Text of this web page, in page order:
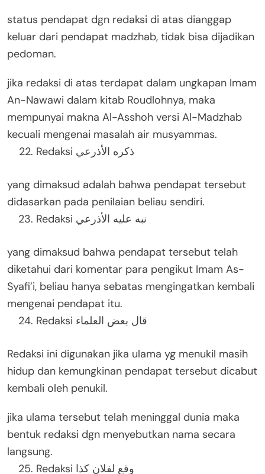
status pendapat dgn redaksi di atas dianggap
keluar dari pendapat madzhab, tidak bisa dijadikan
pedoman.
jika redaksi di atas terdapat dalam ungkapan Imam
An-Nawawi dalam kitab Roudlohnya, maka
mempunyai makna Al-Asshoh versi Al-Madzhab
kecuali mengenai masalah air musyammas.
Redaksi ذكره الأذرعي
yang dimaksud adalah bahwa pendapat tersebut
didasarkan pada penilaian beliau sendiri.
Redaksi نبه عليه الأذرعي
yang dimaksud bahwa pendapat tersebut telah
diketahui dari komentar para pengikut Imam As-
Syafi’i, beliau hanya sebatas mengingatkan kembali
mengenai pendapat itu.
Redaksi قال بعض العلماء
Redaksi ini digunakan jika ulama yg menukil masih
hidup dan kemungkinan pendapat tersebut dicabut
kembali oleh penukil.
jika ulama tersebut telah meninggal dunia maka
bentuk redaksi dgn menyebutkan nama secara
langsung.
Redaksi وقع لفلان كذا